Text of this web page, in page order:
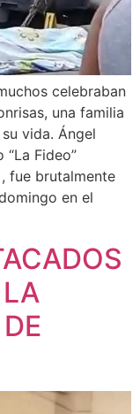
celebraban
una familia
vida. Ángel
Fideo”
fue brutalmente
en el